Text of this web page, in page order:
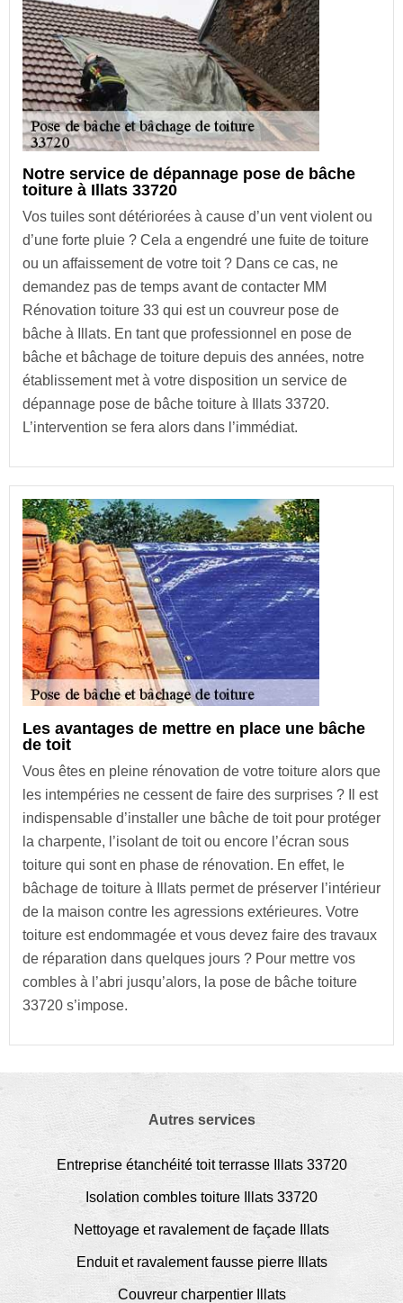
Notre service de dépannage pose de bâche
toiture à Illats 33720
Vos tuiles sont détériorées à cause d’un vent violent ou
d’une forte pluie ? Cela a engendré une fuite de toiture
ou un affaissement de votre toit ? Dans ce cas, ne
demandez pas de temps avant de contacter MM
Rénovation toiture 33 qui est un couvreur pose de
bâche à Illats. En tant que professionnel en pose de
bâche et bâchage de toiture depuis des années, notre
établissement met à votre disposition un service de
dépannage pose de bâche toiture à Illats 33720.
L’intervention se fera alors dans l’immédiat.
Les avantages de mettre en place une bâche
de toit
Vous êtes en pleine rénovation de votre toiture alors que
les intempéries ne cessent de faire des surprises ? Il est
indispensable d’installer une bâche de toit pour protéger
la charpente, l’isolant de toit ou encore l’écran sous
toiture qui sont en phase de rénovation. En effet, le
bâchage de toiture à Illats permet de préserver l’intérieur
de la maison contre les agressions extérieures. Votre
toiture est endommagée et vous devez faire des travaux
de réparation dans quelques jours ? Pour mettre vos
combles à l’abri jusqu’alors, la pose de bâche toiture
33720 s’impose.
Autres services
Entreprise étanchéité toit terrasse Illats 33720
Isolation combles toiture Illats 33720
Nettoyage et ravalement de façade Illats
Enduit et ravalement fausse pierre Illats
Couvreur charpentier Illats